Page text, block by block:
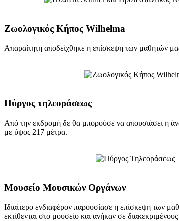
Ζωολογικός Κήπος Wilhelma
Απαραίτητη αποδείχθηκε η επίσκεψη των μαθητών
Πύργος τηλεοράσεως
Από την εκδρομή δε θα μπορούσε να απουσιάσει η
με ύψος 217 μέτρα.
Μουσείο Μουσικών Οργάνων
Ιδιαίτερο ενδιαφέρον παρουσίασε η επίσκεψη των
εκτίθενται στο μουσείο και ανήκαν σε